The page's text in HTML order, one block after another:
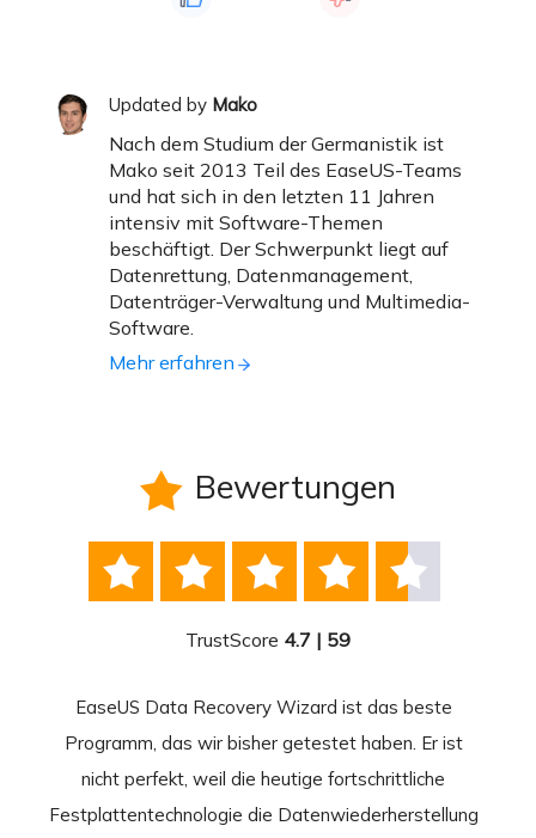
Updated by Mako
Nach dem Studium der Germanistik ist
Mako seit 2013 Teil des EaseUS-Teams
und hat sich in den letzten 11 Jahren
intensiv mit Software-Themen
beschäftigt. Der Schwerpunkt liegt auf
Datenrettung, Datenmanagement,
Datenträger-Verwaltung und Multimedia-
Software.
Mehr erfahren
 Bewertungen
    
TrustScore 4.7 | 59
EaseUS Data Recovery Wizard ist das beste
Programm, das wir bisher getestet haben. Er ist
nicht perfekt, weil die heutige fortschrittliche
Festplattentechnologie die Datenwiederherstellung